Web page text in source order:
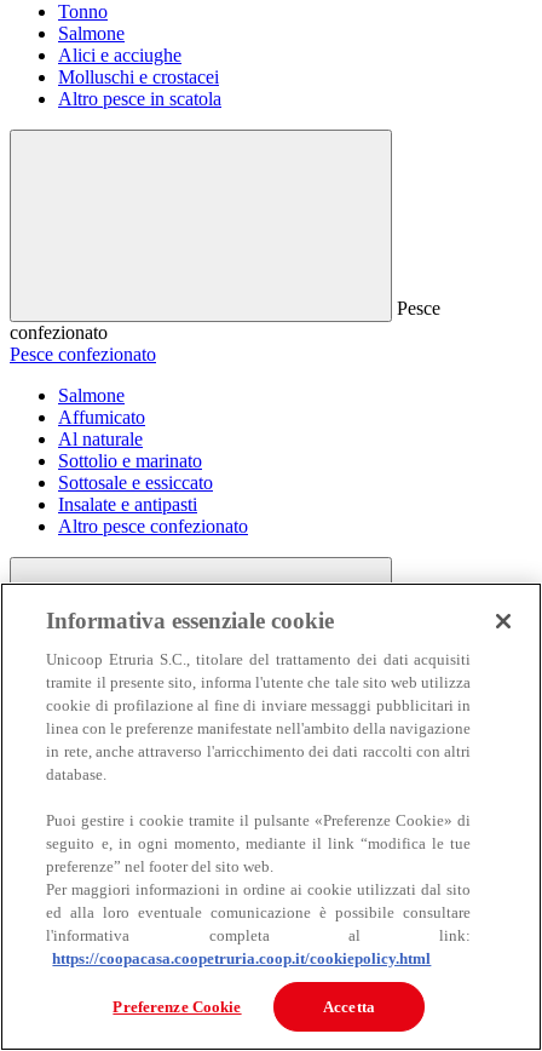
Tonno
Salmone
Alici e acciughe
Molluschi e crostacei
Altro pesce in scatola
Pesce
confezionato
Pesce confezionato
Salmone
Affumicato
Al naturale
Sottolio e marinato
Sottosale e essiccato
Insalate e antipasti
Altro pesce confezionato
Carne
Carne
Bovino
Informativa essenziale cookie
Unicoop Etruria S.C., titolare del trattamento dei dati acquisiti
tramite il presente sito, informa l'utente che tale sito web utilizza
cookie di profilazione al fine di inviare messaggi pubblicitari in
linea con le preferenze manifestate nell'ambito della navigazione
in rete, anche attraverso l'arricchimento dei dati raccolti con altri
database.
Puoi gestire i cookie tramite il pulsante «Preferenze Cookie» di
seguito e, in ogni momento, mediante il link “modifica le tue
preferenze” nel footer del sito web.
Per maggiori informazioni in ordine ai cookie utilizzati dal sito
ed alla loro eventuale comunicazione è possibile consultare
l'informativa completa al link:
https://coopacasa.coopetruria.coop.it/cookiepolicy.html
Preferenze Cookie Accetta